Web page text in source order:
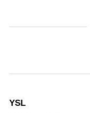
YSL